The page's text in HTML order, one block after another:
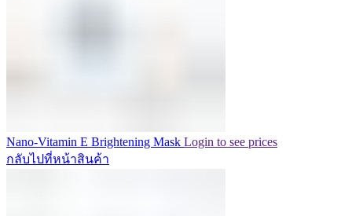
Nano-Vitamin E Brightening Mask Login to see prices
กลับไปที่หน้าสินค้า